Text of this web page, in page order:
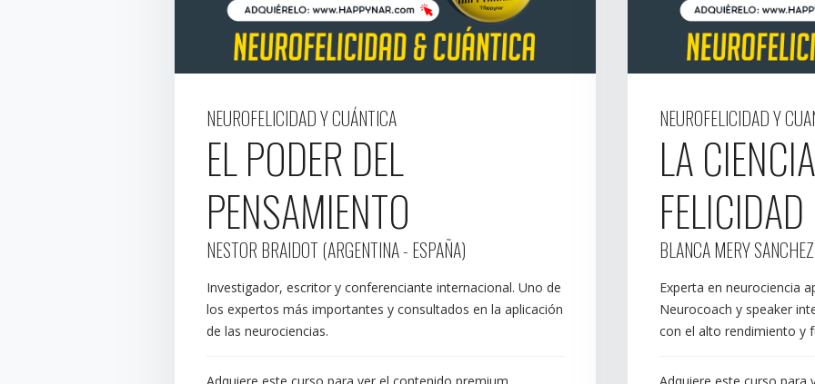
NEUROFELICIDAD Y CUÁNTICA
EL PODER DEL
PENSAMIENTO
NESTOR BRAIDOT (ARGENTINA - ESPAÑA)
Investigador, escritor y conferenciante internacional. Uno de
los expertos más importantes y consultados en la aplicación
de las neurociencias.
NEUROFELICIDAD Y
LA
FELICIDAD
BLANCA MERY
Experta en neurociencia
Neurocoach y speaker
con el alto rendimiento y